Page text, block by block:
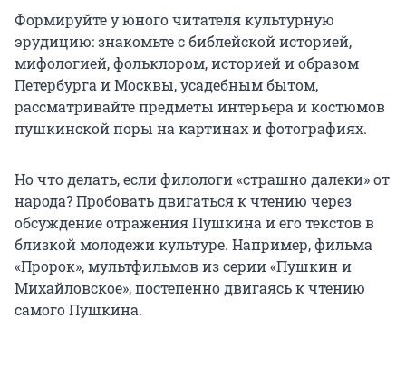
Формируйте у юного читателя культурную
эрудицию: знакомьте с библейской историей,
мифологией, фольклором, историей и образом
Петербурга и Москвы, усадебным бытом,
рассматривайте предметы интерьера и костюмов
пушкинской поры на картинах и фотографиях.
Но что делать, если филологи «страшно далеки» от
народа? Пробовать двигаться к чтению через
обсуждение отражения Пушкина и его текстов в
близкой молодежи культуре. Например, фильма
«Пророк», мультфильмов из серии «Пушкин и
Михайловское», постепенно двигаясь к чтению
самого Пушкина.